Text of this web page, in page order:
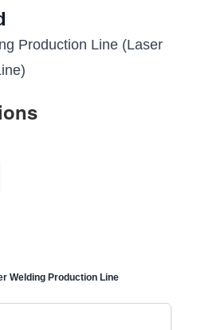
Production Line (Laser
Welding Production Line